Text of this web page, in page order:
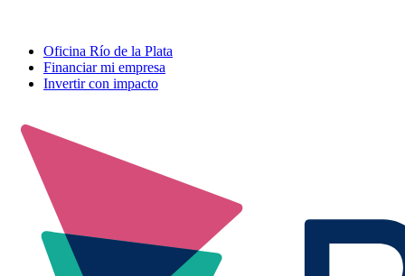
Oficina Río de la Plata
Financiar mi empresa
Invertir con impacto